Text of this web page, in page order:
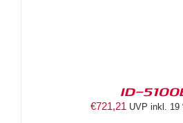
ID-
€721,21 UVP inkl. 19